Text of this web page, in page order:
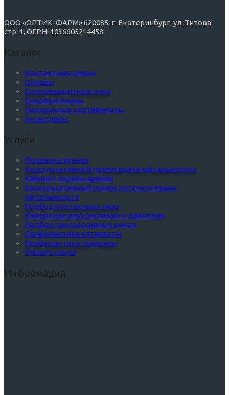
ООО «ОПТИК-ФАРМ» 620085, г. Екатеринбург, ул. Титова
стр. 1, ОГРН: 1036605214458
Каталог
Контактные линзы
Оправы
Солнцезащитные очки
Очковые линзы
Подарочные сертификаты
Аксессуары
Услуги
Проверка зрения
Консультативный прием врача-офтальмолога
Кабинет охраны зрения
Консультативный прием детского врача-
офтальмолога
Подбор контактных линз
Измерение внутриглазного давления
Подбор прогрессивных очков
Профилактика катаракты
Профилактика глаукомы
Ремонт очков
Информация